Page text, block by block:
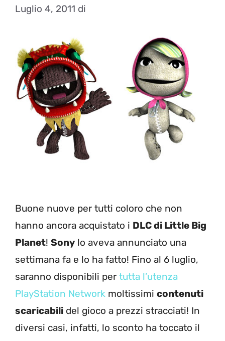
Luglio 4, 2011 di
Buone nuove per tutti coloro che non
hanno ancora acquistato i DLC di Little Big
Planet! Sony lo aveva annunciato una
settimana fa e lo ha fatto! Fino al 6 luglio,
saranno disponibili per tutta l’utenza
PlayStation Network moltissimi contenuti
scaricabili del gioco a prezzi stracciati! In
diversi casi, infatti, lo sconto ha toccato il